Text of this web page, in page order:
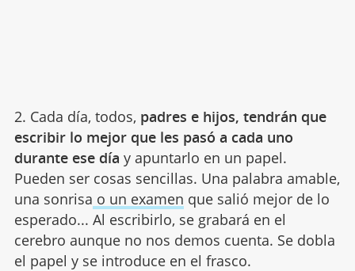
2. Cada día, todos, padres e hijos, tendrán que
escribir lo mejor que les pasó a cada uno
durante ese día y apuntarlo en un papel.
Pueden ser cosas sencillas. Una palabra amable,
una sonrisa o un examen que salió mejor de lo
esperado... Al escribirlo, se grabará en el
cerebro aunque no nos demos cuenta. Se dobla
el papel y se introduce en el frasco.